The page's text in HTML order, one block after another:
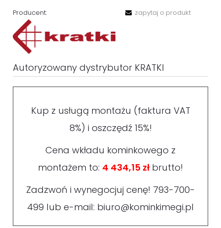
Producent: zapytaj o produkt
Autoryzowany dystrybutor KRATKI
Kup z usługą montażu (faktura VAT
8%) i oszczędź 15%!
Cena wkładu kominkowego z
montażem to: 4 434,15 złbrutto!
Zadzwoń i wynegocjuj cenę! 793-700-
499 lub e-mail: biuro@kominkimegi.pl